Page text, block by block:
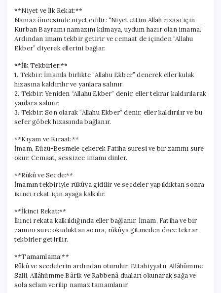
**Niyet ve İlk Rekat:**
Namaz öncesinde niyet edilir: “Niyet ettim Allah rızası için
Kurban Bayramı namazını kılmaya, uydum hazır olan imama.”
Ardından imam tekbir getirir ve cemaat de içinden “Allahu
Ekber” diyerek ellerini bağlar.
**İlk Tekbirler:**
1. Tekbir: İmamla birlikte “Allahu Ekber” denerek eller kulak
hizasına kaldırılır ve yanlara salınır.
2. Tekbir: Yeniden “Allahu Ekber” denir, eller tekrar kaldırılarak
yanlara salınır.
3. Tekbir: Son olarak “Allahu Ekber” denir, eller kaldırılır ve bu
sefer göbek hizasında bağlanır.
**Kıyam ve Kıraat:**
İmam, Eûzü-Besmele çekerek Fatiha suresi ve bir zammı sure
okur. Cemaat, sessizce imamı dinler.
**Rükû ve Secde:**
İmamın tekbiriyle rükûya gidilir ve secdeler yapıldıktan sonra
ikinci rekat için ayağa kalkılır.
**İkinci Rekat:**
İkinci rekata kalkıldığında eller bağlanır. İmam, Fatiha ve bir
zammı sure okuduktan sonra, rükûya gitmeden önce tekrar
tekbirler getirilir.
**Tamamlama:**
Rükû ve secdelerin ardından oturulur, Ettahiyyatü, Allâhümme
Salli, Allâhümme Bârik ve Rabbenâ duaları okunarak sağa ve
sola selam verilip namaz tamamlanır.